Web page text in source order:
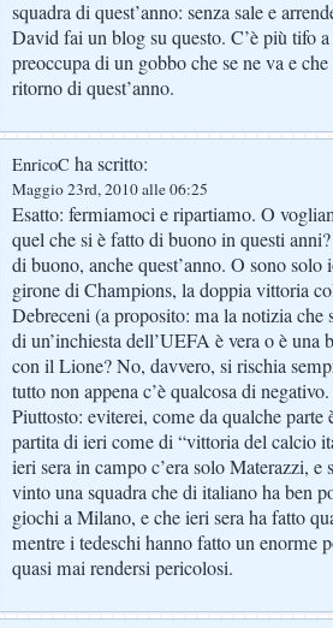
squadra di quest’anno: senza sale e
David fai un blog su questo. C’è più tifo
preoccupa di un gobbo che se ne va e
ritorno di quest’anno.
EnricoC ha scritto:
Maggio 23rd, 2010 alle 06:25
Esatto: fermiamoci e ripartiamo. O
quel che si è fatto di buono in questi
di buono, anche quest’anno. O sono solo
girone di Champions, la doppia vittoria
Debreceni (a proposito: ma la notizia che
di un’inchiesta dell’UEFA è vera o è una
con il Lione? No, davvero, si rischia
tutto non appena c’è qualcosa di
Piuttosto: eviterei, come da qualche parte
partita di ieri come di “vittoria del calcio
ieri sera in campo c’era solo Materazzi,
vinto una squadra che di italiano ha ben
giochi a Milano, e che ieri sera ha fatto
mentre i tedeschi hanno fatto un enorme
quasi mai rendersi pericolosi.